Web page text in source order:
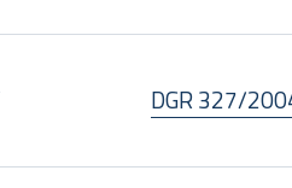
DGR 327/